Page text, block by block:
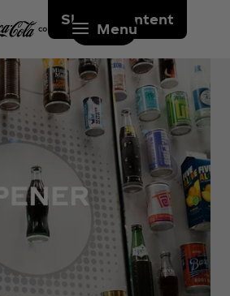
Skip to content
Menu